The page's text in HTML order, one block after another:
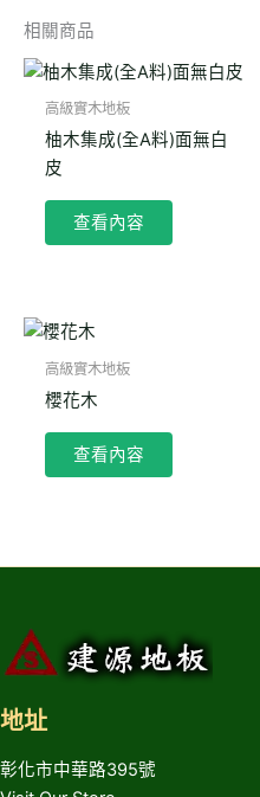
相關商品
高級實木地板
柚木集成(全A料)面無白
皮
查看內容
高級實木地板
櫻花木
查看內容
地址
彰化市中華路395號